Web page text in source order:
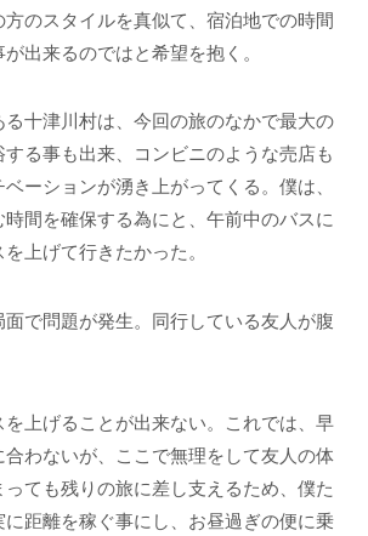
のスタイルを真似て、宿泊地での時間
出来るのではと希望を抱く。
十津川村は、今回の旅のなかで最大の
る事も出来、コンビニのような売店も
ーションが湧き上がってくる。僕は、
間を確保する為にと、午前中のバスに
上げて行きたかった。
で問題が発生。同行している友人が腹
上げることが出来ない。これでは、早
わないが、ここで無理をして友人の体
ても残りの旅に差し支えるため、僕た
距離を稼ぐ事にし、お昼過ぎの便に乗